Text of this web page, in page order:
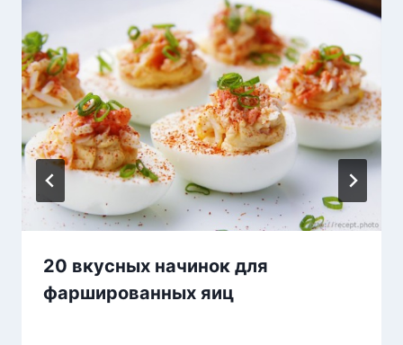
20 вкусных начинок для
фаршированных яиц